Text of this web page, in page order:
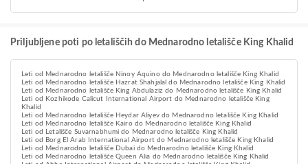
Priljubljene poti po letališčih do Mednarodno letališče King Khalid
Leti od Mednarodno letališče Ninoy Aquino do Mednarodno letališče King Khalid
Leti od Mednarodno letališče Hazrat Shahjalal do Mednarodno letališče King Khalid
Leti od Mednarodno letališče King Abdulaziz do Mednarodno letališče King Khalid
Leti od Kozhikode Calicut International Airport do Mednarodno letališče King
Khalid
Leti od Mednarodno letališče Heydar Aliyev do Mednarodno letališče King Khalid
Leti od Mednarodno letališče Kairo do Mednarodno letališče King Khalid
Leti od Letališče Suvarnabhumi do Mednarodno letališče King Khalid
Leti od Borg El Arab International Airport do Mednarodno letališče King Khalid
Leti od Mednarodno letališče Dubai do Mednarodno letališče King Khalid
Leti od Mednarodno letališče Queen Alia do Mednarodno letališče King Khalid